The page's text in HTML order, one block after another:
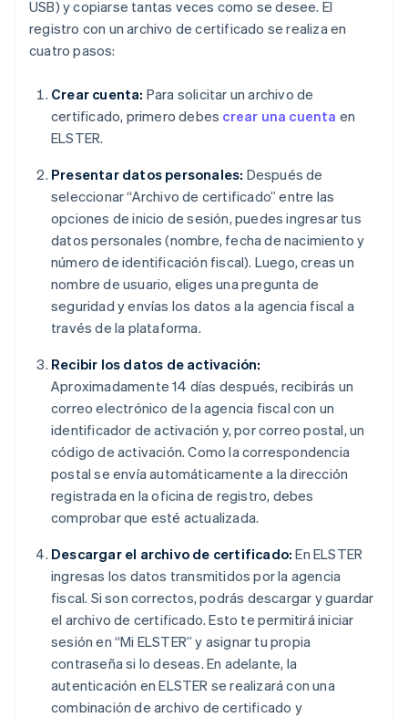
USB) y copiarse tantas veces como se desee. El
registro con un archivo de certificado se realiza en
cuatro pasos:
Crear cuenta: Para solicitar un archivo de
certificado, primero debes crear una cuenta en
ELSTER.
Presentar datos personales: Después de
seleccionar “Archivo de certificado” entre las
opciones de inicio de sesión, puedes ingresar tus
datos personales (nombre, fecha de nacimiento y
número de identificación fiscal). Luego, creas un
nombre de usuario, eliges una pregunta de
seguridad y envías los datos a la agencia fiscal a
través de la plataforma.
Recibir los datos de activación:
Aproximadamente 14 días después, recibirás un
correo electrónico de la agencia fiscal con un
identificador de activación y, por correo postal, un
código de activación. Como la correspondencia
postal se envía automáticamente a la dirección
registrada en la oficina de registro, debes
comprobar que esté actualizada.
Descargar el archivo de certificado: En ELSTER
ingresas los datos transmitidos por la agencia
fiscal. Si son correctos, podrás descargar y guardar
el archivo de certificado. Esto te permitirá iniciar
sesión en “Mi ELSTER” y asignar tu propia
contraseña si lo deseas. En adelante, la
autenticación en ELSTER se realizará con una
combinación de archivo de certificado y